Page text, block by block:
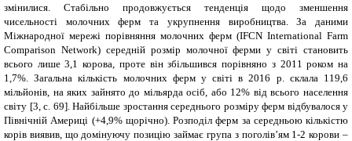
змінилися. Стабільно продовжується тенденція щодо зменшення
чисельності молочних ферм та укрупнення виробництва. За даними
Міжнародної мережі порівняння молочних ферм (IFCN International Farm
Comparison Network) середній розмір молочної ферми у світі становить
всього лише 3,1 корова, проте він збільшився порівняно з 2011 роком на
1,7%. Загальна кількість молочних ферм у світі в 2016 р. склала 119,6
мільйонів, на яких зайнято до мільярда осіб, або 12% від всього населення
світу [3 c 69]. Найбільше зростання середнього розміру ферм відбувалося у
Північній Америці (+4,9% щорічно). Розподіл ферм за середньою кількістю
корів виявив, що домінуючу позицію займає група з поголів’ям 1-2 корови –